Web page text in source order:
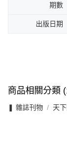
期數
出版日期
商品相關分類
❚ 雜誌刊物 天